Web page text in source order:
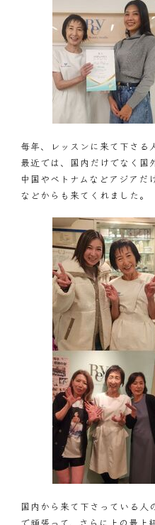
毎年、レッスンに来て下さる
最近では、国内だけでなく国
中国やベトナムなどアジアだ
などからも来てくれました。
国内から来て下さっている